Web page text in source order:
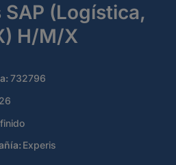
(Logística,
H/M/X
732796
Experis